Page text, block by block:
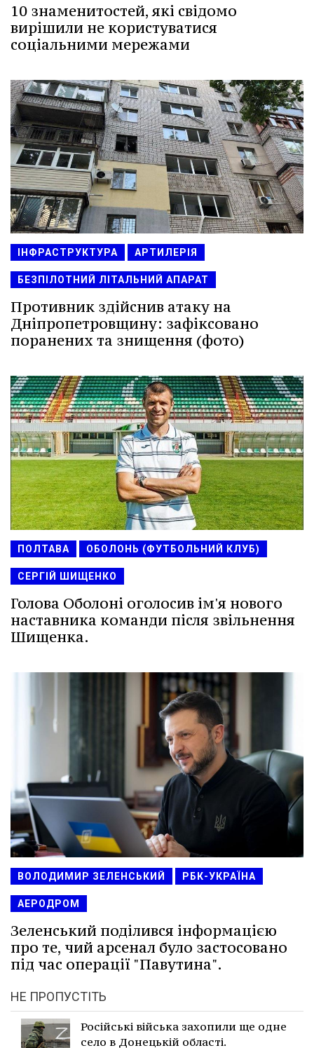
10 знаменитостей, які свідомо
вирішили не користуватися
соціальними мережами
ІНФРАСТРУКТУРА АРТИЛЕРІЯ
БЕЗПІЛОТНИЙ ЛІТАЛЬНИЙ АПАРАТ
Противник здійснив атаку на
Дніпропетровщину: зафіксовано
поранених та знищення (фото)
ПОЛТАВА ОБОЛОНЬ (ФУТБОЛЬНИЙ КЛУБ)
СЕРГІЙ ШИЩЕНКО
Голова Оболоні оголосив ім'я нового
наставника команди після звільнення
Шищенка.
ВОЛОДИМИР ЗЕЛЕНСЬКИЙ РБК-УКРАЇНА
АЕРОДРОМ
Зеленський поділився інформацією
про те, чий арсенал було застосовано
під час операції "Павутина".
НЕ ПРОПУСТІТЬ
Російські війська захопили ще одне
село в Донецькій області.